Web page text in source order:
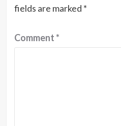
fields are marked *
Comment*